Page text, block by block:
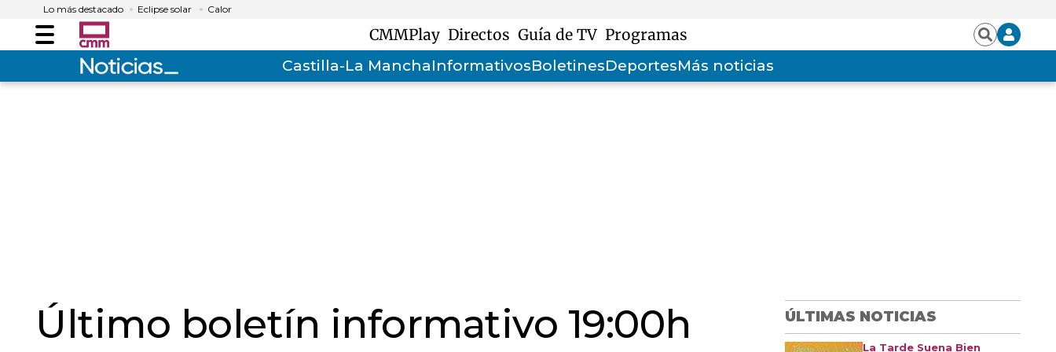
Lo más destacado Eclipse solar Calor
Menú CMMPlay Directos Guía de TV Programas BuscarIniciar
sesión
Castilla-La ManchaInformativosBoletinesDeportesMás noticias
Último boletín informativo 19:00h
ÚLTIMAS NOTICIAS
La Tarde Suena Bien